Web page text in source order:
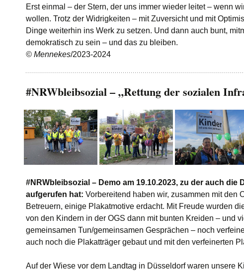
Erst einmal – der Stern, der uns immer wieder leitet – wenn
wollen. Trotz der Widrigkeiten – mit Zuversicht und mit
Dinge weiterhin ins Werk zu setzen. Und dann auch bunt,
demokratisch zu sein – und das zu bleiben.
© Mennekes/2023-2024
#NRWbleibsozial – „Rettung der sozialen
#NRWbleibsozial – Demo am 19.10.2023, zu der auch die
aufgerufen hat: Vorbereitend haben wir, zusammen mit den
Betreuern, einige Plakatmotive erdacht. Mit Freude wurden
von den Kindern in der OGS dann mit bunten Kreiden – und
gemeinsamen Tun/gemeinsamen Gesprächen – noch
auch noch die Plakatträger gebaut und mit den verfeinerten
Auf der Wiese vor dem Landtag in Düsseldorf waren unsere